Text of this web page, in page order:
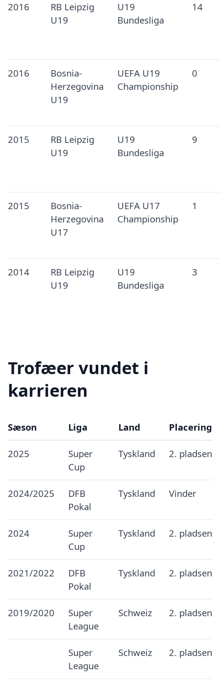
2016
RB Leipzig
U19
U19
Bundesliga
14
2016
Bosnia-
Herzegovina
U19
UEFA U19
Championship
0
2015
RB Leipzig
U19
U19
Bundesliga
9
2015
Bosnia-
Herzegovina
U17
UEFA U17
Championship
1
2014
RB Leipzig
U19
U19
Bundesliga
3
Trofæer vundet i
karrieren
Sæson Liga Land Placering
2025
Super
Cup
Tyskland 2. pladsen
2024/2025
DFB
Pokal
Tyskland Vinder
2024
Super
Cup
Tyskland 2. pladsen
2021/2022
DFB
Pokal
Tyskland 2. pladsen
2019/2020
Super
League
Schweiz 2. pladsen
Super
League
Schweiz 2. pladsen